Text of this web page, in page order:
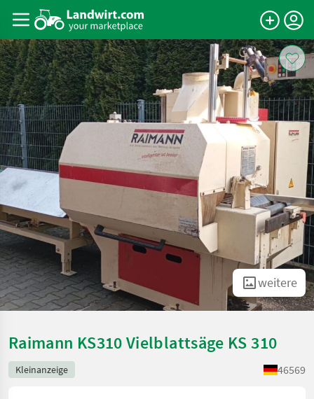
weitere
Raimann KS310 Vielblattsäge KS 310
Kleinanzeige 46569